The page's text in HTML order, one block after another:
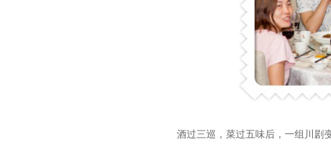
酒过三巡，菜过五味后，一组川剧